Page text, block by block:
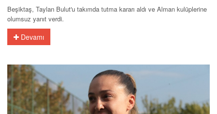
Beşiktaş, Taylan Bulut'u takımda tutma kararı aldı ve Alman kulüplerine
olumsuz yanıt verdi.
Devamı